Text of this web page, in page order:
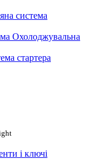
система
Охолоджувальна
стартера
і ключі